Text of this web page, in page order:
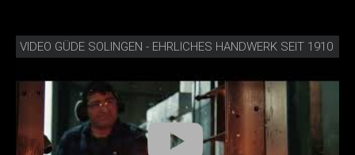
VIDEO GÜDE SOLINGEN - EHRLICHES HANDWERK SEIT 1910